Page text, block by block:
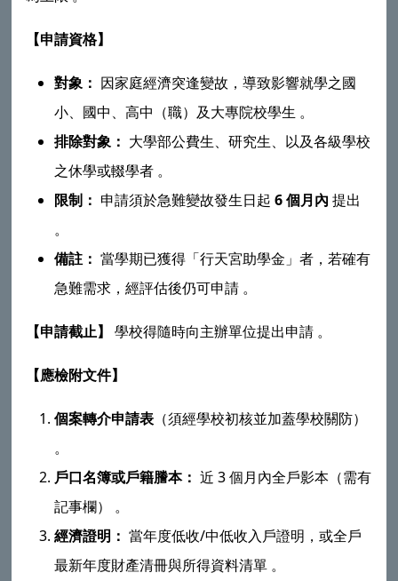
【申請資格】
對象：
因家庭經濟突逢變故，導致影響就學之國
小、國中、高中（職）及大專院校學生 。
排除對象：
大學部公費生、研究生、以及各級學校
之休學或輟學者 。
限制：
申請須於急難變故發生日起 6個月內 提出
。
備註：
當學期已獲得「行天宮助學金」者，若確有
急難需求，經評估後仍可申請 。
【申請截止】 學校得隨時向主辦單位提出申請 。
【應檢附文件】
個案轉介申請表 （須經學校初核並加蓋學校關防）
。
戶口名簿或戶籍謄本：
近 3個月內全戶影本（需有
記事欄）
。
經濟證明：
當年度低收/中低收入戶證明，或全戶
最新年度財產清冊與所得資料清單 。